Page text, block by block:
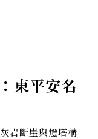
東平安名
岩斷崖與燈塔構